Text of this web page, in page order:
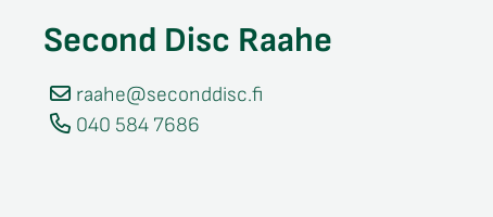
Second Disc Raahe
raahe@seconddisc.fi
040 584 7686